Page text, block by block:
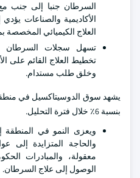
السرطان جنبا إلى جنب
الأكاديمية والصناعات
العلاج الكيميائي
تسهل سجلات السرطان
تخطيط العلاج القائم على
وخلق طلب مستدام.
يشهد سوق الدوسيتاكسيل في منطقة
بنسبة 6٪ خلال فترة التحليل.
ويعزى النمو في
والحاجة المتزايدة إلى
معقولة، والمبادرات
الوصول إلى علاج السرطان.